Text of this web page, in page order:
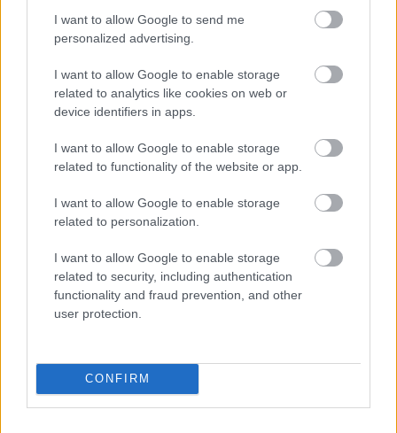
I want to allow Google to send me
personalized advertising.
I want to allow Google to enable storage
related to analytics like cookies on web or
device identifiers in apps.
I want to allow Google to enable storage
related to functionality of the website or app.
I want to allow Google to enable storage
related to personalization.
I want to allow Google to enable storage
related to security, including authentication
functionality and fraud prevention, and other
user protection.
CONFIRM
Karácsonyi parti
Könyvajánló - Karen Swan: Karácsonyi parti
"Az elég ugyanolyan jó, mint a bőséges" - amíg erre
rá nem döbbennek a könyv főhősei, semmit sem
képesek értékén becsülni. Egy kastély, családi titkok,
szerelem, szenvedély - mindez kötelező egy
karácsonyi bekuckózós olvasáshoz, és ez a történet